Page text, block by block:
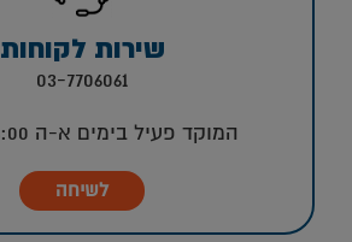
שירות לקוחות
03-7706061
המוקד פעיל בימים א-ה 08:00-16:00
לשיחה